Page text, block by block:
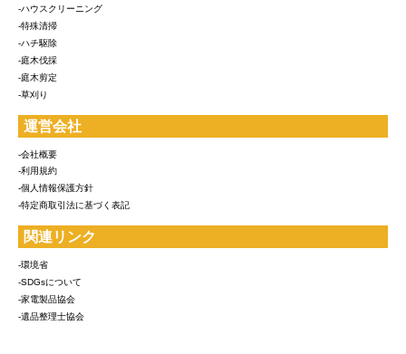
-ハウスクリーニング
-特殊清掃
-ハチ駆除
-庭木伐採
-庭木剪定
-草刈り
運営会社
-会社概要
-利用規約
-個人情報保護方針
-特定商取引法に基づく表記
関連リンク
-環境省
-SDGsについて
-家電製品協会
-遺品整理士協会